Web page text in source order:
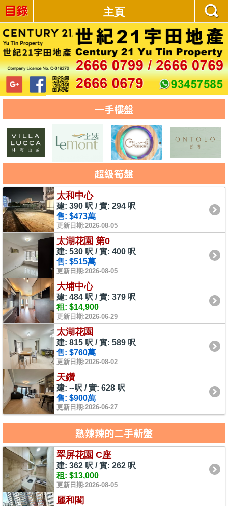
主頁
一手樓盤
超級筍盤
太和中心
建: 390 呎 / 實: 294 呎
售: $473萬
更新日期:2026-08-05
太湖花園 第0
建: 530 呎 / 實: 400 呎
售: $515萬
更新日期:2026-08-05
大埔中心
建: 484 呎 / 實: 379 呎
租: $14,900
更新日期:2026-06-29
太湖花園
建: 815 呎 / 實: 589 呎
售: $760萬
更新日期:2026-08-02
天鑽
建: --呎 / 實: 628 呎
售: $900萬
更新日期:2026-06-27
熱辣辣的二手新盤
翠屏花園 C座
建: 362 呎 / 實: 262 呎
租: $13,000
更新日期:2026-08-05
麗和閣